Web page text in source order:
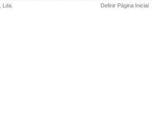
, Lda. Definir Página Inicial